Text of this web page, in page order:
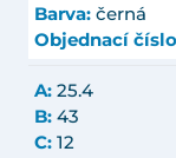
Barva: černá
Objednací
A: 25.4
B: 43
C: 12